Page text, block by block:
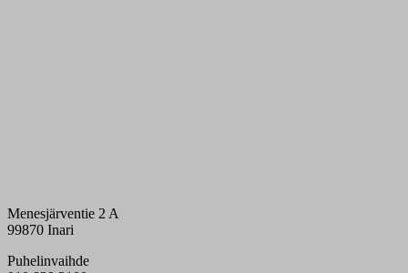
Menesjärventie 2 A
99870 Inari
Puhelinvaihde